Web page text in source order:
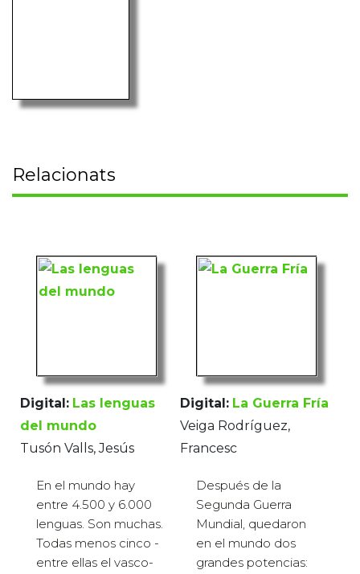
Relacionats
Digital: Las lenguas
del mundo
Tusón Valls, Jesús
En el mundo hay
entre 4.500 y 6.000
lenguas. Son muchas.
Todas menos cinco -
entre ellas el vasco-
Digital: La Guerra Fría
Veiga Rodríguez,
Francesc
Después de la
Segunda Guerra
Mundial, quedaron
en el mundo dos
grandes potencias: